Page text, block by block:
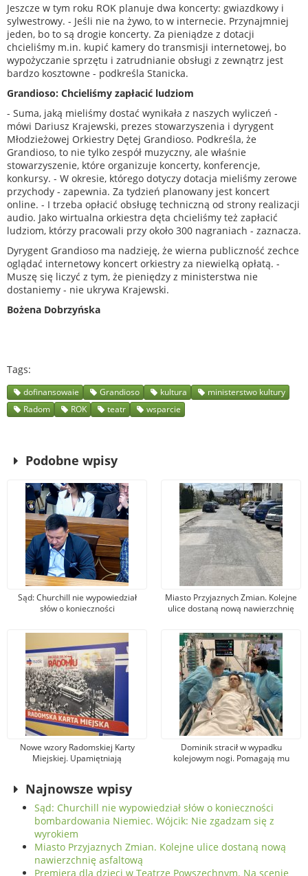
Jeszcze w tym roku ROK planuje dwa koncerty: gwiazdkowy i
sylwestrowy. - Jeśli nie na żywo, to w internecie. Przynajmniej
jeden, bo to są drogie koncerty. Za pieniądze z dotacji
chcieliśmy m.in. kupić kamery do transmisji internetowej, bo
wypożyczanie sprzętu i zatrudnianie obsługi z zewnątrz jest
bardzo kosztowne - podkreśla Stanicka.
Grandioso: Chcieliśmy zapłacić ludziom
- Suma, jaką mieliśmy dostać wynikała z naszych wyliczeń -
mówi Dariusz Krajewski, prezes stowarzyszenia i dyrygent
Młodzieżowej Orkiestry Dętej Grandioso. Podkreśla, że
Grandioso, to nie tylko zespół muzyczny, ale właśnie
stowarzyszenie, które organizuje koncerty, konferencje,
konkursy. - W okresie, którego dotyczy dotacja mieliśmy zerowe
przychody - zapewnia. Za tydzień planowany jest koncert
online. - I trzeba opłacić obsługę techniczną od strony realizacji
audio. Jako wirtualna orkiestra dęta chcieliśmy też zapłacić
ludziom, którzy pracowali przy około 300 nagraniach - zaznacza.
Dyrygent Grandioso ma nadzieję, że wierna publiczność zechce
oglądać internetowy koncert orkiestry za niewielką opłatą. -
Muszę się liczyć z tym, że pieniędzy z ministerstwa nie
dostaniemy - nie ukrywa Krajewski.
Bożena Dobrzyńska
Tags
dofinansowaie Grandioso kultura
ministerstwo kultury
Radom
ROK teatr wsparcie
Podobne wpisy
Sąd: Churchill nie wypowiedział
słów o konieczności
Nie zgadzam się z wyrokiem
Miasto Przyjaznych Zmian. Kolejne
ulice dostaną nową nawierzchnię
Nowe wzory Radomskiej Karty
Miejskiej. Upamiętniają
Dominik stracił w wypadku
kolejowym nogi. Pomagają mu
Najnowsze wpisy
Sąd: Churchill nie wypowiedział słów o konieczności
bombardowania Niemiec. Wójcik: Nie zgadzam się z
wyrokiem
Miasto Przyjaznych Zmian. Kolejne ulice dostaną nową
nawierzchnię asfaltową
Premiera dla dzieci w Teatrze Powszechnym. Na scenie